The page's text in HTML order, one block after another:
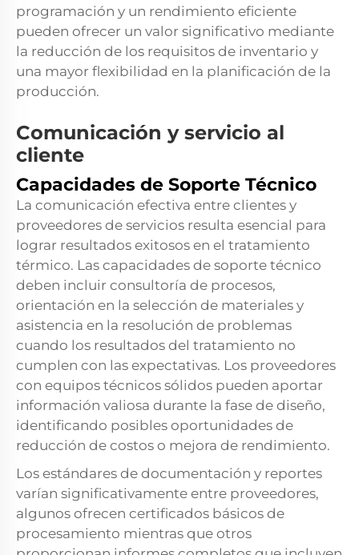
programación y un rendimiento eficiente
pueden ofrecer un valor significativo mediante
la reducción de los requisitos de inventario y
una mayor flexibilidad en la planificación de la
producción.
Comunicación y servicio al
cliente
Capacidades de Soporte Técnico
La comunicación efectiva entre clientes y
proveedores de servicios resulta esencial para
lograr resultados exitosos en el tratamiento
térmico. Las capacidades de soporte técnico
deben incluir consultoría de procesos,
orientación en la selección de materiales y
asistencia en la resolución de problemas
cuando los resultados del tratamiento no
cumplen con las expectativas. Los proveedores
con equipos técnicos sólidos pueden aportar
información valiosa durante la fase de diseño,
identificando posibles oportunidades de
reducción de costos o mejora de rendimiento.
Los estándares de documentación y reportes
varían significativamente entre proveedores,
algunos ofrecen certificados básicos de
procesamiento mientras que otros